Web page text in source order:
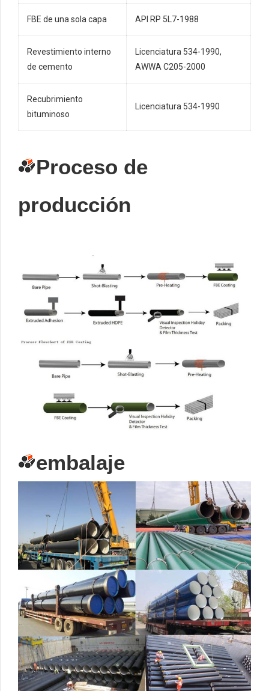
FBE de una sola capa API RP 5L7-1988
Revestimiento interno
de cemento
Licenciatura 534-1990,
AWWA C205-2000
Recubrimiento
bituminoso
Licenciatura 534-1990
Proceso de
producción
embalaje